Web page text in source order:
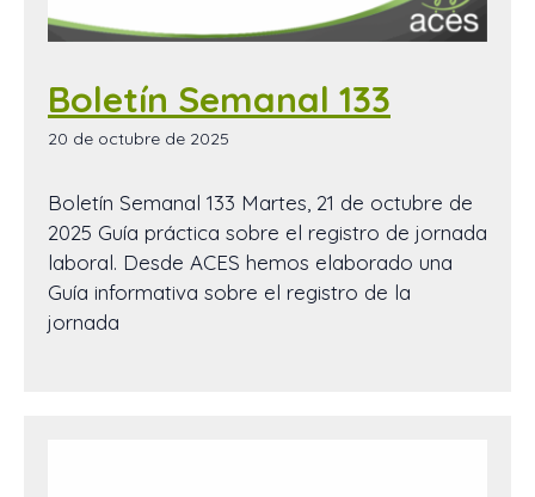
Boletín Semanal 133
20 de octubre de 2025
Boletín Semanal 133 Martes, 21 de octubre de
2025 Guía práctica sobre el registro de jornada
laboral. Desde ACES hemos elaborado una
Guía informativa sobre el registro de la
jornada